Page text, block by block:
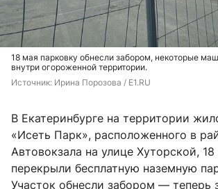
18 мая парковку обнесли забором, некоторые
внутри огороженной территории.
Источник: Ирина Порозова / E1.RU
В Екатеринбурге на территории
«Исеть Парк», расположенного в
Автовокзала на улице Хуторской,
перекрыли бесплатную наземную
Участок обнесли забором — теперь